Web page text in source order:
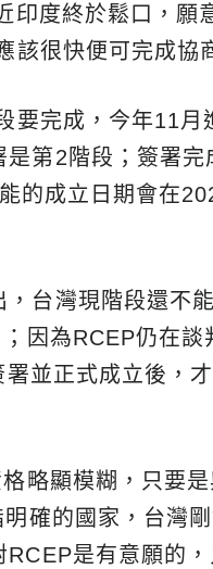
印度終於鬆口，願
該很快便可完成協
要完成，今年11月
第2階段；簽署完
的成立日期會在
台灣現階段還不
因為RCEP仍在談
並正式成立後，
略顯模糊，只要
確的國家，台灣
是有意願的